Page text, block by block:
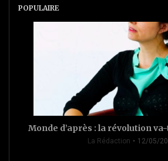
POPULAIRE
Monde d’après : la révolution
La Rédaction 12/05/